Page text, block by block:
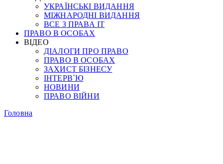
УКРАЇНСЬКІ ВИДАННЯ
МІЖНАРОДНІ ВИДАННЯ
ВСЕ З ПРАВА ІТ
ПРАВО В ОСОБАХ
ВІДЕО
ДІАЛОГИ ПРО ПРАВО
ПРАВО В ОСОБАХ
ЗАХИСТ БІЗНЕСУ
ІНТЕРВ`Ю
НОВИНИ
ПРАВО ВІЙНИ
Головна